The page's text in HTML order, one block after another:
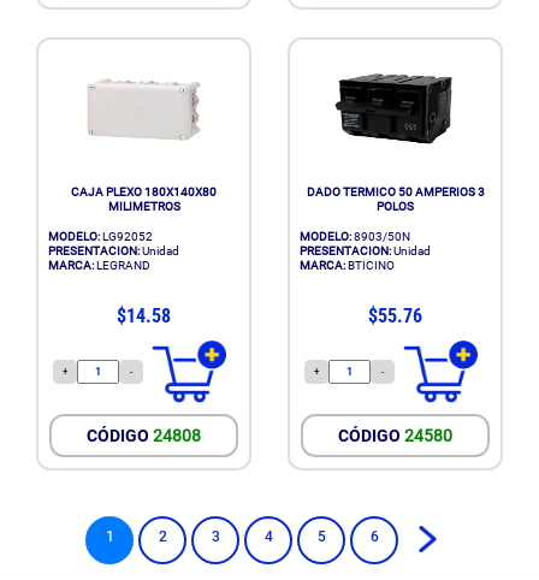
CAJA PLEXO 180X140X80
MILIMETROS
MODELO:LG92052
PRESENTACION:Unidad
MARCA:LEGRAND
$14.58
+ -
CÓDIGO 24808
DADO TERMICO 50 AMPERIOS 3
POLOS
MODELO:8903/50N
PRESENTACION:Unidad
MARCA:BTICINO
$55.76
+ -
CÓDIGO 24580
1 2 3 4 5 6